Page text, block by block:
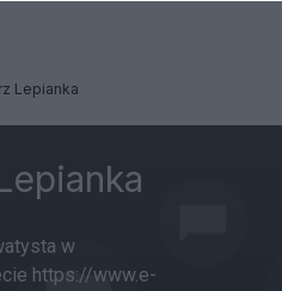
Lepianka
w
https://www.e-